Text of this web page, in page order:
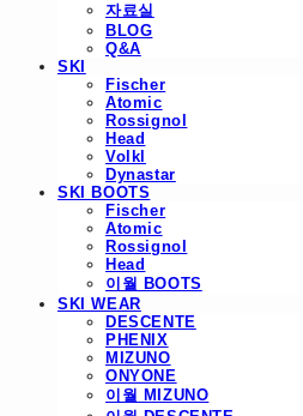
자료실
BLOG
Q&A
SKI
Fischer
Atomic
Rossignol
Head
Volkl
Dynastar
SKI BOOTS
Fischer
Atomic
Rossignol
Head
이월 BOOTS
SKI WEAR
DESCENTE
PHENIX
MIZUNO
ONYONE
이월 MIZUNO